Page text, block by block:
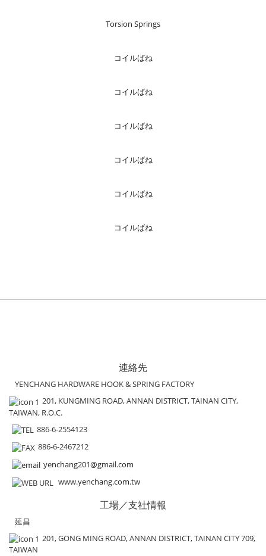
Torsion Springs
コイルばね
コイルばね
コイルばね
コイルばね
コイルばね
コイルばね
連絡先
YENCHANG HARDWARE HOOK & SPRING FACTORY
201, KUNGMING ROAD, ANNAN DISTRICT, TAINAN CITY,
TAIWAN, R.O.C.
886-6-2554123
886-6-2467212
yenchang201@gmail.com
www.yenchang.com.tw
工場／支社情報
延昌
201, GONG MING ROAD, ANNAN DISTRICT, TAINAN CITY 709,
TAIWAN